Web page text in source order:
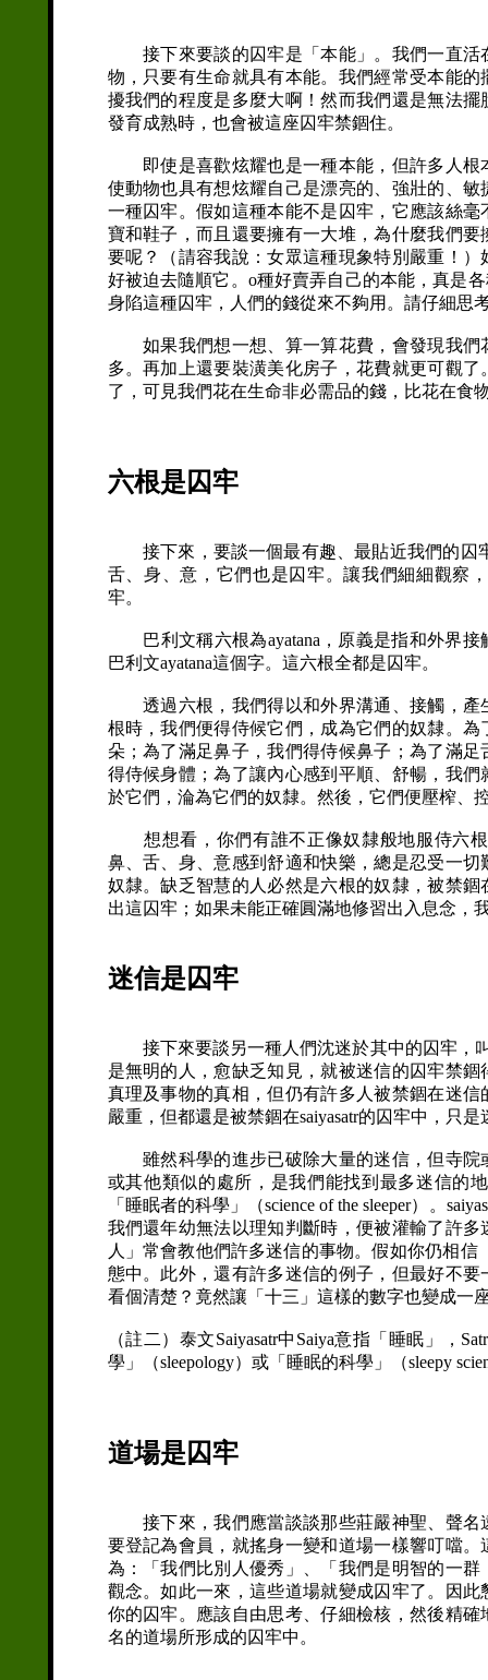
接下來要談的囚牢是「本能」。我們一直活
物，只要有生命就具有本能。我們經常受本能
擾我們的程度是多麼大啊！然而我們還是無法
發育成熟時，也會被這座囚牢禁錮住。
即使是喜歡炫耀也是一種本能，但許多人根
使動物也具有想炫耀自己是漂亮的、強壯的、
一種囚牢。假如這種本能不是囚牢，它應該絲
寶和鞋子，而且還要擁有一大堆，為什麼我們
要呢？（請容我說：女眾這種現象特別嚴重！
好被迫去隨順它。o種好賣弄自己的本能，真是
身陷這種囚牢，人們的錢從來不夠用。請仔細思
如果我們想一想、算一算花費，會發現我們
多。再加上還要裝潢美化房子，花費就更可觀
了，可見我們花在生命非必需品的錢，比花在食
六根是囚牢
接下來，要談一個最有趣、最貼近我們的囚
舌、身、意，它們也是囚牢。讓我們細細觀察
牢。
巴利文稱六根為ayatana，原義是指和外界接
巴利文ayatana這個字。這六根全都是囚牢。
透過六根，我們得以和外界溝通、接觸，產
根時，我們便得侍候它們，成為它們的奴隸。
朵；為了滿足鼻子，我們得侍候鼻子；為了滿
得侍候身體；為了讓內心感到平順、舒暢，我
於它們，淪為它們的奴隸。然後，它們便壓榨、
想想看，你們有誰不正像奴隸般地服侍六根
鼻、舌、身、意感到舒適和快樂，總是忍受一
奴隸。缺乏智慧的人必然是六根的奴隸，被禁
出這囚牢；如果未能正確圓滿地修習出入息念，
迷信是囚牢
接下來要談另一種人們沈迷於其中的囚牢，叫
是無明的人，愈缺乏知見，就被迷信的囚牢禁
真理及事物的真相，但仍有許多人被禁錮在迷
嚴重，但都還是被禁錮在saiyasatr的囚牢中，只
雖然科學的進步已破除大量的迷信，但寺院
或其他類似的處所，是我們能找到最多迷信的
「睡眠者的科學」（science of the sleeper）。
我們還年幼無法以理知判斷時，便被灌輸了許
人」常會教他們許多迷信的事物。假如你仍相信
態中。此外，還有許多迷信的例子，但最好不
看個清楚？竟然讓「十三」這樣的數字也變成一
（註二）泰文Saiyasatr中Saiya意指「睡眠」，
學」（sleepology）或「睡眠的科學」（sleepy
道場是囚牢
接下來，我們應當談談那些莊嚴神聖、聲名
要登記為會員，就搖身一變和道場一樣響叮噹
為：「我們比別人優秀」、「我們是明智的一
觀念。如此一來，這些道場就變成囚牢了。因
你的囚牢。應該自由思考、仔細檢核，然後精
名的道場所形成的囚牢中。